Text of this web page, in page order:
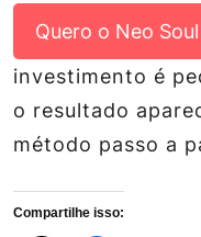
Quero o Neo
investimento é
o resultado
método passo a
Compartilhe isso: